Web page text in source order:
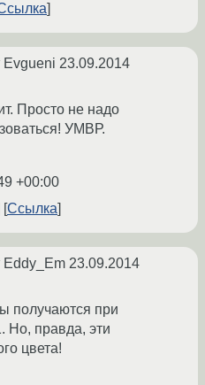
Evgueni 23.09.2014
Просто не надо
УМВР.
+00:00
Ссылка
Eddy_Em 23.09.2014
получаются при
Но, правда, эти
цвета!